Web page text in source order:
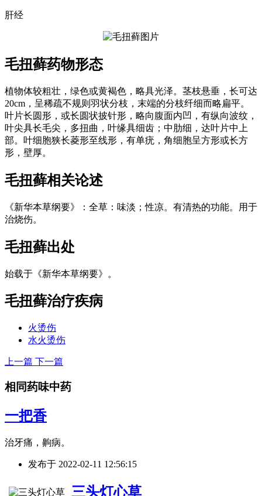
肝经
毛扭藓药物形态
植物体较粗壮，绿色或黄褐色，略具光泽。茎枝悬垂，长可达
20cm，呈稀疏不规则羽状分枝，末端的分枝纤细而略扁平。
叶片长圆形，或长圆状披针形，略向腹面内凹，有纵向波纹，
叶尖具长毛尖，多扭曲，叶缘具细齿；中肋细，达叶片中上
部。叶细胞狭长菱形至线形，有单疣，角细胞呈方形或长方
形，壁厚。
毛扭藓相关论述
《新华本草纲要》：全草：味淡；性凉。有清热的功能。用于
治烧伤。
毛扭藓出处
始载于《新华本草纲要》。
毛扭藓治疗疾病
火烫伤
水火烫伤
上一篇 下一篇
相同药味中药
一把香
治牙痛，齁病。
发布于 2022-02-11 12:56:15
三头灯心草